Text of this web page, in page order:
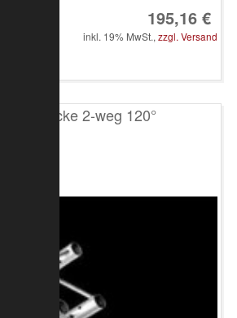
195,16 €
inkl. 19% MwSt., zzgl. Versand
Punkt Ecke 2-weg 120°